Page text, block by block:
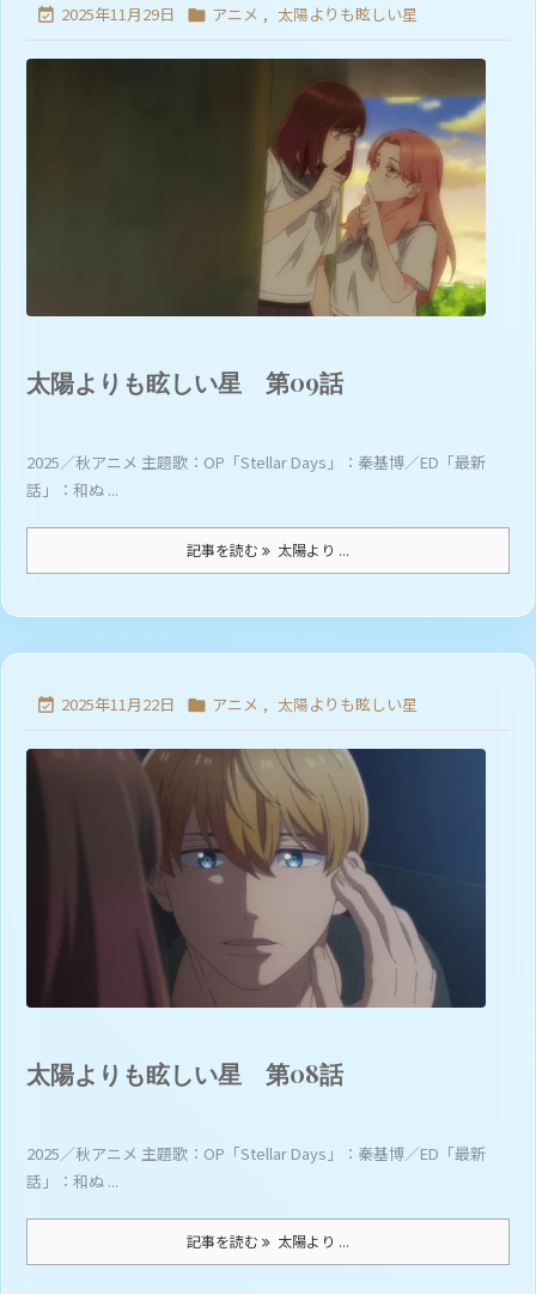
 2025年11月29日  アニメ , 太陽よりも眩しい星
太陽よりも眩しい星 第09話
2025／秋アニメ 主題歌：OP「Stellar Days」：秦基博／ED「最新
話」：和ぬ ...
記事を読む 太陽より ...
 2025年11月22日  アニメ , 太陽よりも眩しい星
太陽よりも眩しい星 第08話
2025／秋アニメ 主題歌：OP「Stellar Days」：秦基博／ED「最新
話」：和ぬ ...
記事を読む 太陽より ...